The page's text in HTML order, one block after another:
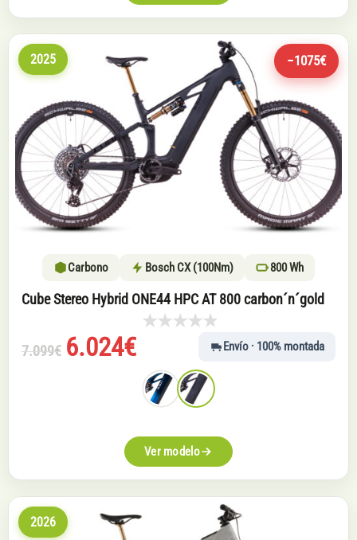
2025 −1075€
Carbono Bosch CX (100Nm) 800 Wh
Cube Stereo Hybrid ONE44 HPC AT 800 carbon´n´gold
Envío · 100% montada
7.099€
El
6.024€
El
Ver modelo
2026